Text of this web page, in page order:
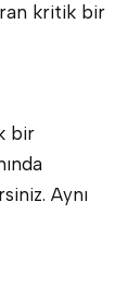
kritik bir
bir
Aynı